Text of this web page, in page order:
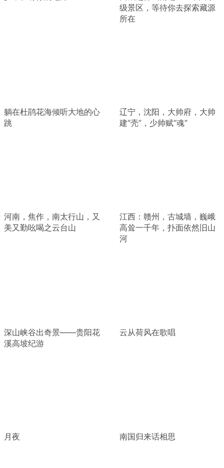
级景区，等待你去探索藏源
所在
躺在杜鹃花海倾听大地的心
跳
辽宁，沈阳，大帅府，大帅
建“壳”，少帅赋“魂”
河南，焦作，南太行山，又
美又勤吆喝之云台山
江西：赣州，古城墙，巍峨
高耸一千年，扑面依然旧山
河
深山峡谷出奇景——贵阳花
溪高坡纪游
云从荷风在歌唱
月夜 南国归来话相思